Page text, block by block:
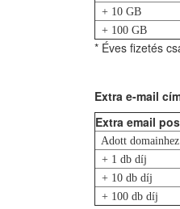
+ 10 GB
+ 100 GB
* Éves fizetés
Extra e-mail
Extra email
Adott
+ 1 db díj
+ 10 db díj
+ 100 db díj